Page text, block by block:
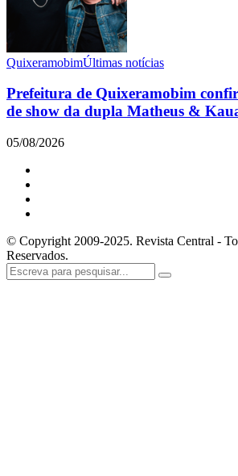
QuixeramobimÚltimas notícias
Prefeitura de Quixeramobim
de show da dupla Matheus &
05/08/2026
© Copyright 2009-2025. Revista Central -
Reservados.